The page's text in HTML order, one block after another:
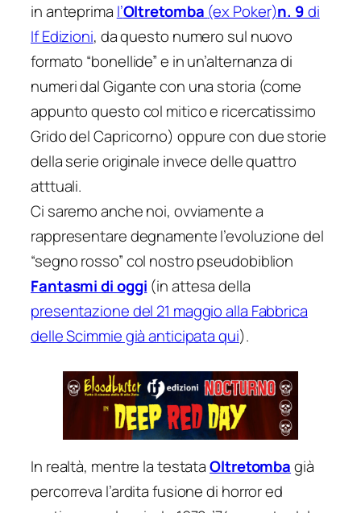
in anteprima l’Oltretomba (ex Poker)n. 9di
If Edizioni, da questo numero sul nuovo
formato “bonellide” e in un’alternanza di
numeri dal Gigante con una storia (come
appunto questo col mitico e ricercatissimo
Grido del Capricorno) oppure con due storie
della serie originale invece delle quattro
atttuali.
Ci saremo anche noi, ovviamente a
rappresentare degnamente l’evoluzione del
“segno rosso” col nostro pseudobiblion
Fantasmi di oggi (in attesa della
presentazione del 21 maggio alla Fabbrica
delle Scimmie già anticipata qui).
In realtà, mentre la testataOltretombagià
percorreva l’ardita fusione di horror ed